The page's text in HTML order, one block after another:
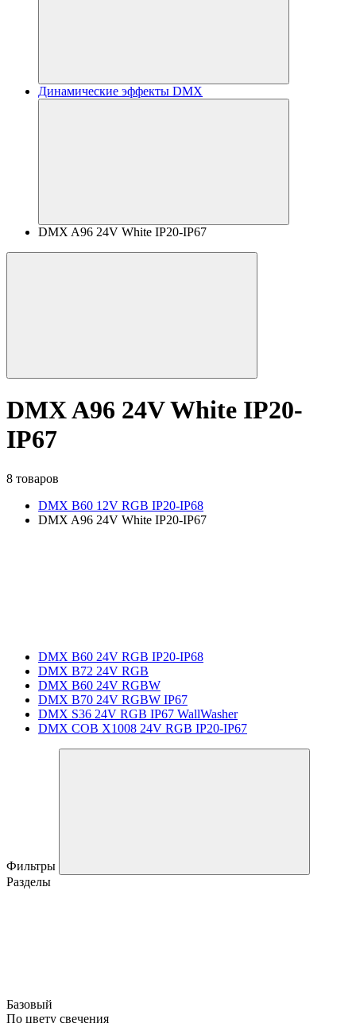
Динамические эффекты DMX
DMX A96 24V White IP20-IP67
DMX A96 24V White IP20-
IP67
8 товаров
DMX B60 12V RGB IP20-IP68
DMX A96 24V White IP20-IP67
DMX B60 24V RGB IP20-IP68
DMX B72 24V RGB
DMX B60 24V RGBW
DMX B70 24V RGBW IP67
DMX S36 24V RGB IP67 WallWasher
DMX COB X1008 24V RGB IP20-IP67
Фильтры
Разделы
Базовый
По цвету свечения